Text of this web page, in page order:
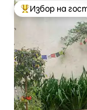
Най-популярен
Избор на